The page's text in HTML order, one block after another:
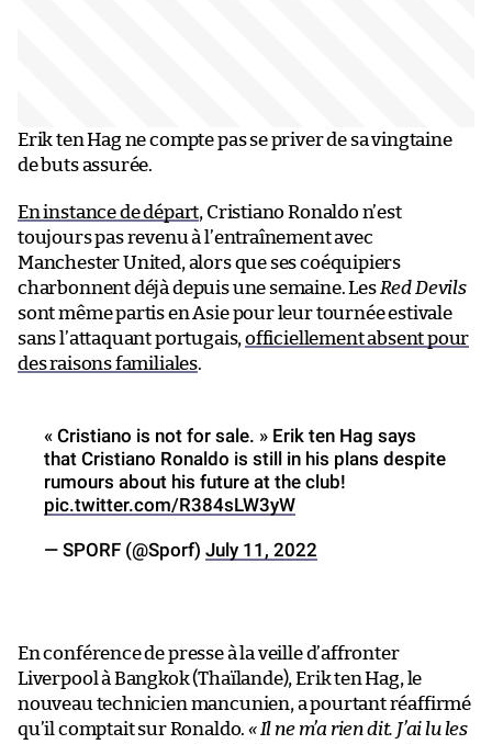
Erik ten Hag ne compte pas se priver de sa vingtaine
de buts assurée.
En instance de départ, Cristiano Ronaldo n’est
toujours pas revenu à l’entraînement avec
Manchester United, alors que ses coéquipiers
charbonnent déjà depuis une semaine. Les Red Devils
sont même partis en Asie pour leur tournée estivale
sans l’attaquant portugais, officiellement absent pour
des raisons familiales.
« Cristiano is not for sale. » Erik ten Hag says
that Cristiano Ronaldo is still in his plans despite
rumours about his future at the club!
pic.twitter.com/R384sLW3yW
— SPORF (@Sporf) July 11, 2022
En conférence de presse à la veille d’affronter
Liverpool à Bangkok (Thaïlande), Erik ten Hag, le
nouveau technicien mancunien, a pourtant réaffirmé
qu’il comptait sur Ronaldo. « Il ne m’a rien dit. J’ai lu les